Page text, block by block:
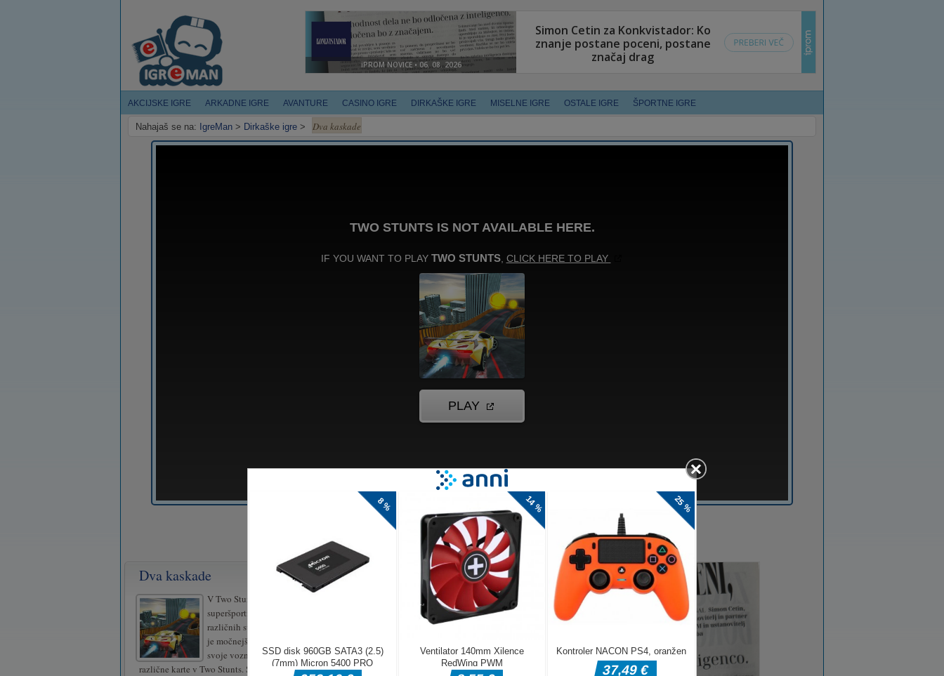
AKCIJSKE IGRE ARKADNE IGRE AVANTURE CASINO IGRE DIRKAŠKE IGRE MISELNE IGRE OSTALE IGRE ŠPORTNE IGRE
Nahajaš se na: IgreMan > Dirkaške igre > Dva kaskade
Dva kaskade
V Two Stunts so na odru postavljeni
superšportni avtomobili. Lahko vozite 8
različnih superšportnih avtomobilov, vsak
je močnejši od drugih in lahko pokažete
svoje vozne sposobnosti. Na voljo so 3
različne karte v Two Stunts. Sestavljajo jih razstavna arena,